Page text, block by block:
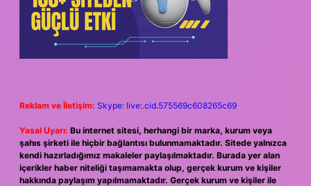
Reklam ve İletişim: Skype: live:.cid.575569c608265c69
Yasal Uyarı: Bu internet sitesi, herhangi bir marka, kurum veya
şahıs şirketi ile hiçbir bağlantısı bulunmamaktadır. Sitede yalnızca
kendi hazırladığımız makaleler paylaşılmaktadır. Burada yer alan
içerikler haber niteliği taşımamakta olup, gerçek kurum ve kişiler
hakkında paylaşım yapılmamaktadır. Gerçek kurum ve kişiler ile